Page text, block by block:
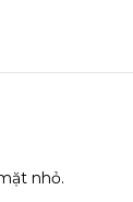
nhỏ.